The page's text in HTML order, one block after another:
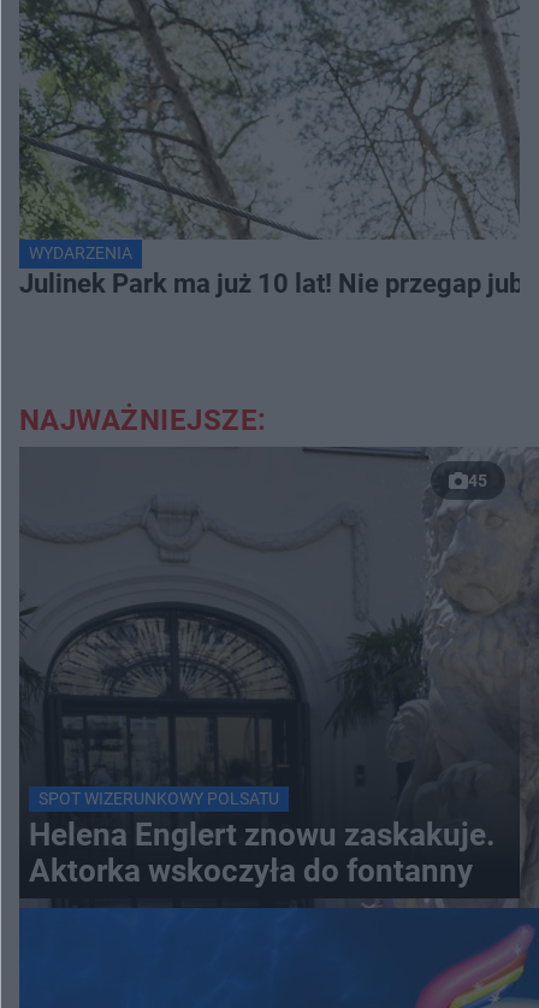
WYDARZENIA
Julinek Park ma już 10 lat! Nie przegap
NAJWAŻNIEJSZE:
45
SPOT WIZERUNKOWY POLSATU
Helena Englert znowu zaskakuje.
Aktorka wskoczyła do fontanny